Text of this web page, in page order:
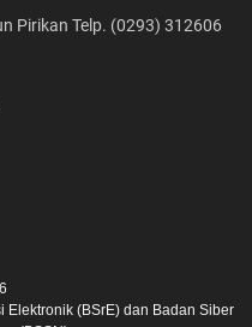
Pirikan Telp. (0293) 312606
Elektronik (BSrE) dan Badan Siber